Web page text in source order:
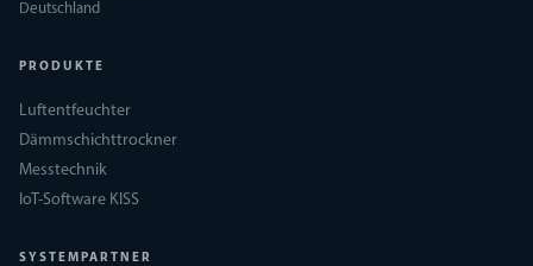
Deutschland
PRODUKTE
Luftentfeuchter
Dämmschichttrockner
Messtechnik
IoT-Software KISS
SYSTEMPARTNER